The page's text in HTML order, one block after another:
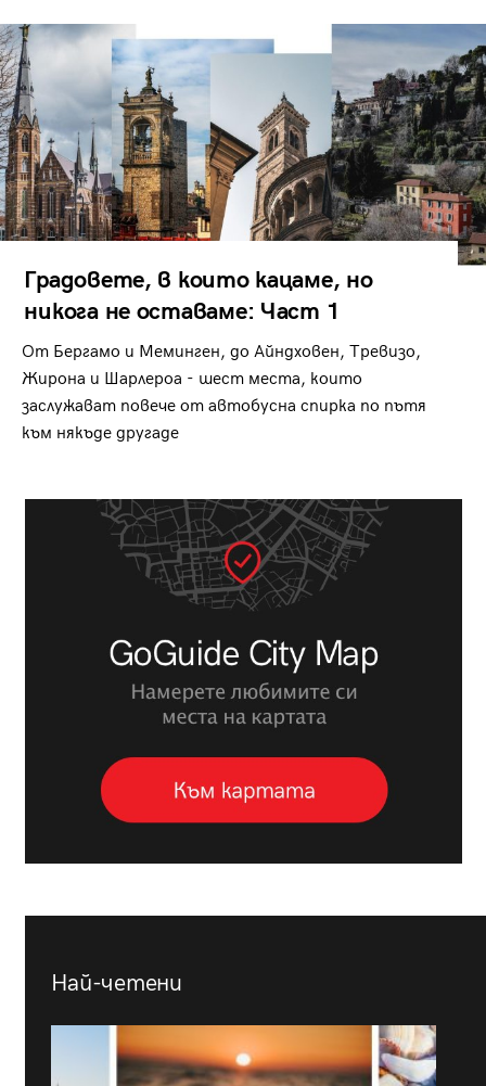
Градовете, в които кацаме, но
никога не оставаме: Част 1
От Бергамо и Меминген, до Айндховен, Тревизо,
Жирона и Шарлероа - шест места, които
заслужават повече от автобусна спирка по пътя
към някъде другаде
Най-четени